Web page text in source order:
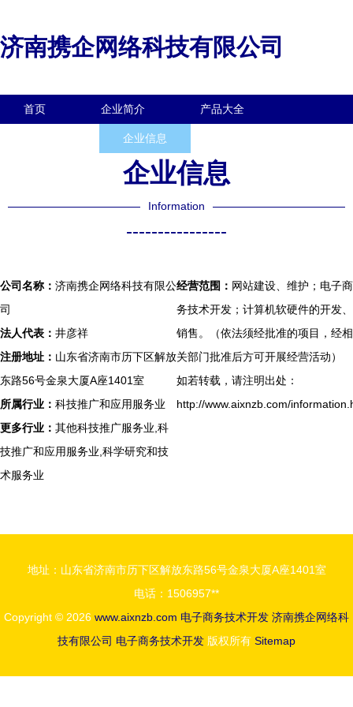
济南携企网络科技有限公司
首页 企业简介 产品大全
企业信息
企业信息
Information
----------------
公司名称： 济南携企网络科技有限公
司
法人代表： 井彦祥
注册地址： 山东省济南市历下区解放
东路56号金泉大厦A座1401室
所属行业： 科技推广和应用服务业
更多行业： 其他科技推广服务业,科
技推广和应用服务业,科学研究和技
术服务业
经营范围： 网站建设、维护；电子商
务技术开发；计算机软硬件的开发、
销售。（依法须经批准的项目，经相
关部门批准后方可开展经营活动）
如若转载，请注明出处：
http://www.aixnzb.com/
地址：山东省济南市历下区解放东路56号金泉大厦A座1401室
电话：1506957**
Copyright © 2026 www.aixnzb.com 电子商务技术开发 济南携企网络科
技有限公司 电子商务技术开发 版权所有 Sitemap